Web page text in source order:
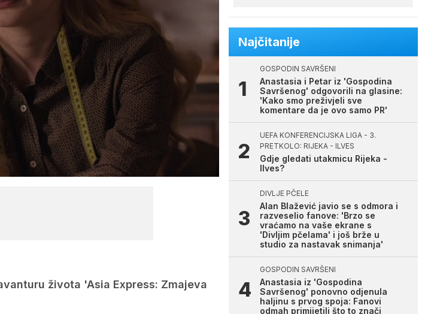
života 'Asia Express: Zmajeva
Najčitanije
GOSPODIN SAVRŠENI
Anastasia i Petar iz 'Gospodina
Savršenog' odgovorili na glasine:
'Kako smo preživjeli sve
komentare da je ovo samo PR'
UEFA KONFERENCIJSKA LIGA - 3.
PRETKOLO: RIJEKA - ILVES
Gdje gledati utakmicu Rijeka -
Ilves?
DIVLJE PČELE
Alan Blažević javio se s odmora i
razveselio fanove: 'Brzo se
vraćamo na vaše ekrane s
'Divljim pčelama' i još brže u
studio za nastavak snimanja'
GOSPODIN SAVRŠENI
Anastasia iz 'Gospodina
Savršenog' ponovno odjenula
haljinu s prvog spoja: Fanovi
odmah primijetili što to znači